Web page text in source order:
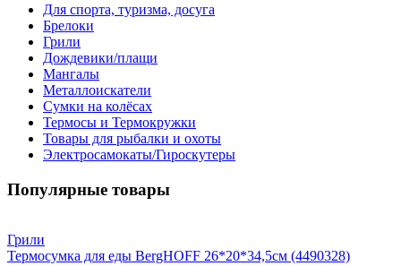
Для спорта, туризма, досуга
Брелоки
Грили
Дождевики/плащи
Мангалы
Металлоискатели
Сумки на колёсах
Термосы и Термокружки
Товары для рыбалки и охоты
Электросамокаты/Гироскутеры
Популярные товары
Грили
Термосумка для еды BergHOFF 26*20*34,5см (4490328)